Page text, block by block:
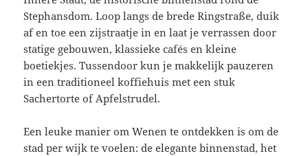
Stephansdom. Loop langs de brede Ringstraße, duik
af en toe een zijstraatje in en laat je verrassen door
statige gebouwen, klassieke cafés en kleine
boetiekjes. Tussendoor kun je makkelijk pauzeren
in een traditioneel koffiehuis met een stuk
Sachertorte of Apfelstrudel.
Een leuke manier om Wenen te ontdekken is om de
stad per wijk te voelen: de elegante binnenstad, het